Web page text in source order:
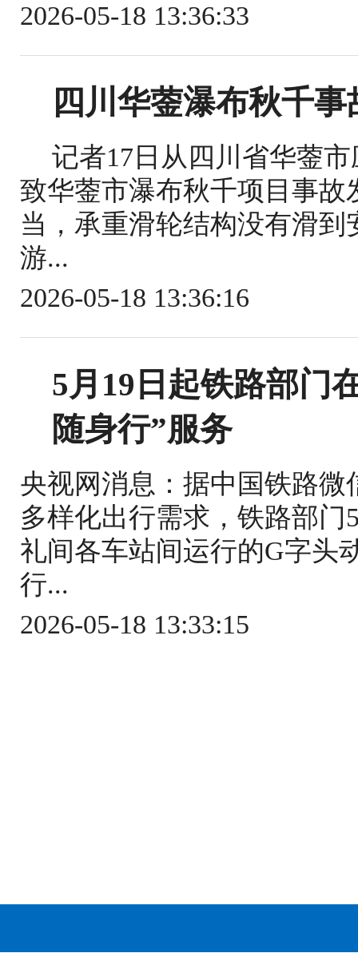
2026-05-18 13:36:33
四川华蓥瀑布秋千
记者17日从四川省华蓥
致华蓥市瀑布秋千项目事
当，承重滑轮结构没有滑
游...
2026-05-18 13:36:16
5月19日起铁路部门
随身行”服务
央视网消息：据中国铁路
多样化出行需求，铁路部门
礼间各车站间运行的G字头
行...
2026-05-18 13:33:15